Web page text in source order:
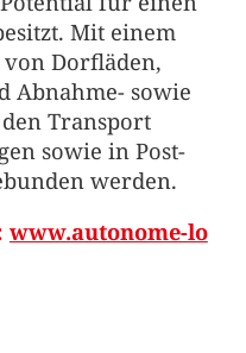
Mit einem
Dorfläden,
Abnahme- sowie
Transport
sowie in Post-
werden.
www.autonome-lo